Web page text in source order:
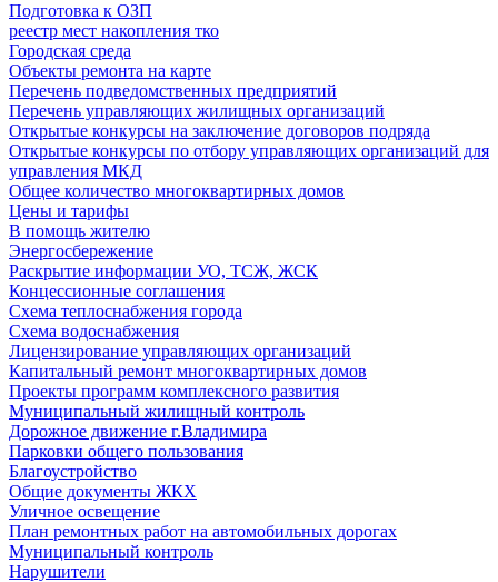
Подготовка к ОЗП
реестр мест накопления тко
Городская среда
Объекты ремонта на карте
Перечень подведомственных предприятий
Перечень управляющих жилищных организаций
Открытые конкурсы на заключение договоров подряда
Открытые конкурсы по отбору управляющих организаций для
управления МКД
Общее количество многоквартирных домов
Цены и тарифы
В помощь жителю
Энергосбережение
Раскрытие информации УО, ТСЖ, ЖСК
Концессионные соглашения
Схема теплоснабжения города
Схема водоснабжения
Лицензирование управляющих организаций
Капитальный ремонт многоквартирных домов
Проекты программ комплексного развития
Муниципальный жилищный контроль
Дорожное движение г.Владимира
Парковки общего пользования
Благоустройство
Общие документы ЖКХ
Уличное освещение
План ремонтных работ на автомобильных дорогах
Муниципальный контроль
Нарушители